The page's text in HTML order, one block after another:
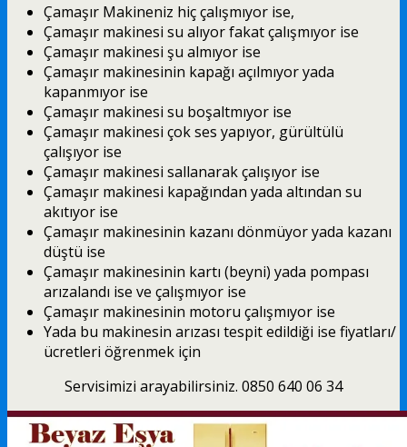
Çamaşır Makineniz hiç çalışmıyor ise,
Çamaşır makinesi su alıyor fakat çalışmıyor ise
Çamaşır makinesi şu almıyor ise
Çamaşır makinesinin kapağı açılmıyor yada
kapanmıyor ise
Çamaşır makinesi su boşaltmıyor ise
Çamaşır makinesi çok ses yapıyor, gürültülü
çalışıyor ise
Çamaşır makinesi sallanarak çalışıyor ise
Çamaşır makinesi kapağından yada altından su
akıtıyor ise
Çamaşır makinesinin kazanı dönmüyor yada kazanı
düştü ise
Çamaşır makinesinin kartı (beyni) yada pompası
arızalandı ise ve çalışmıyor ise
Çamaşır makinesinin motoru çalışmıyor ise
Yada bu makinesin arızası tespit edildiği ise fiyatları/
ücretleri öğrenmek için
Servisimizi arayabilirsiniz. 0850 640 06 34